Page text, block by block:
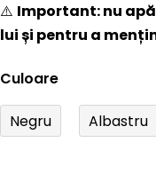
⚠️ Important: nu
lui și pentru a
Culoare
Negru Albastru